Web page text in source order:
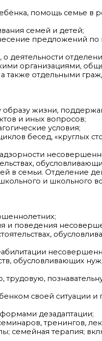
помощь семье в
семей и детей;
предложений
деятельности
организациями,
также отдельными
образу жизни,
и иных вопросов;
условия;
бесед, «круглых
в семьи. Отделение
и школьного
и поведения
обусловливающих
своей ситуации и
дезадаптации;
тренингов,
семейная терапия;